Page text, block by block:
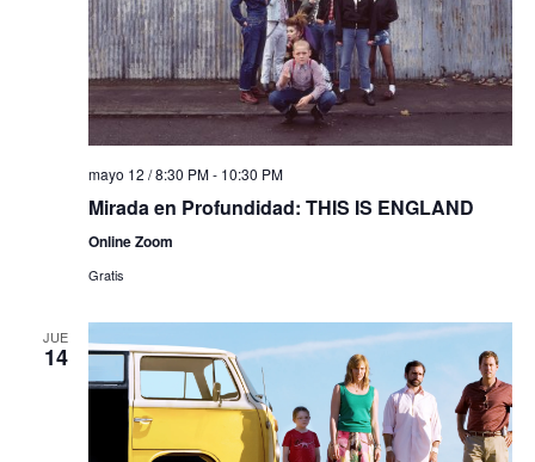
mayo 12 / 8:30 PM- 10:30 PM
Mirada en Profundidad: THIS IS ENGLAND
Online Zoom
Gratis
JUE
14